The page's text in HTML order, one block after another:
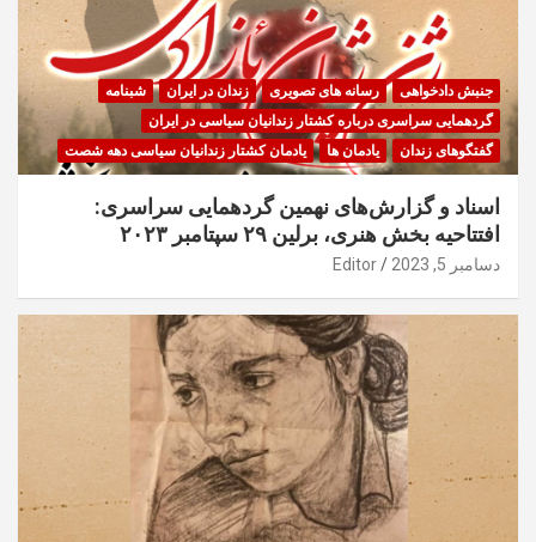
جنبش دادخواهی رسانه های تصویری زندان در ایران
شبنامه
گردهمایی سراسری درباره کشتار زندانیان سیاسی در ایران
گفتگوهای زندان
یادمان ها یادمان کشتار زندانیان سیاسی دهه شصت
اسناد و گزارش‌های نهمین گردهمایی سراسری:
افتتاحیه بخش هنری، برلین ۲۹ سپتامبر ۲۰۲۳
دسامبر 5, 2023 Editor